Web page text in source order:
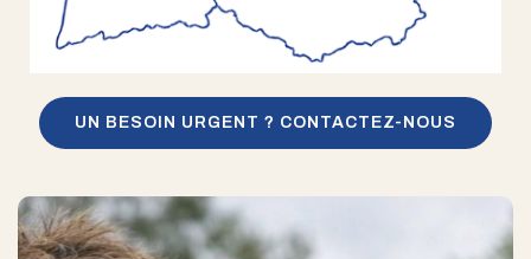
UN BESOIN URGENT ? CONTACTEZ-NOUS